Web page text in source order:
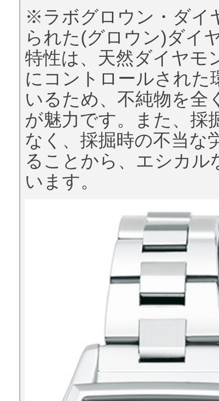
※ラボグロウン・ダイ
られた(グロウン)ダイ
特性は、天然ダイヤモ
にコントロールされた
いるため、不純物を全
が魅力です。また、採
なく、採掘時の不当な
ることから、エシカル
います。